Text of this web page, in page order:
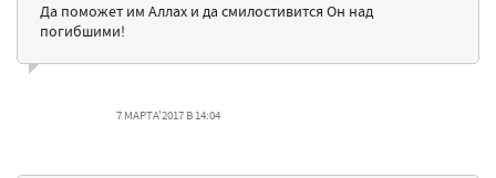
Да поможет им Аллах и да смилостивится Он над
погибшими!
7 МАРТА'2017 В 14:04